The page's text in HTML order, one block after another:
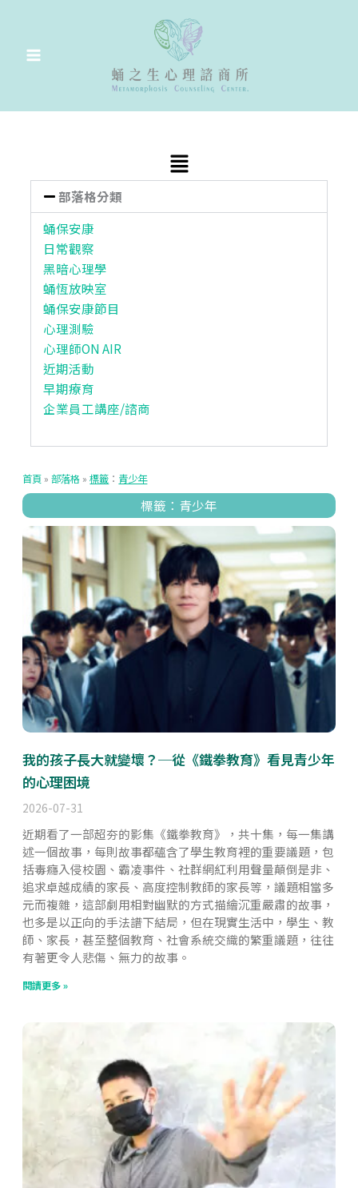
容
Main
部落格分類
蛹保安康
日常觀察
黑暗心理學
蛹恆放映室
蛹保安康節目
心理測驗
心理師ON AIR
近期活動
早期療育
企業員工講座/諮商
首頁 »部落格 »標籤 ： 青少年
標籤：青少年
我的孩子長大就變壞？─從《鐵拳教育》看見青少年
的心理困境
2026-07-31
近期看了一部超夯的影集《鐵拳教育》，共十集，每一集講
述一個故事，每則故事都蘊含了學生教育裡的重要議題，包
括毒癮入侵校園、霸凌事件、社群網紅利用聲量顛倒是非、
追求卓越成績的家長、高度控制教師的家長等，議題相當多
元而複雜，這部劇用相對幽默的方式描繪沉重嚴肅的故事，
也多是以正向的手法譜下結局，但在現實生活中，學生、教
師、家長，甚至整個教育、社會系統交織的繁重議題，往往
有著更令人悲傷、無力的故事。
閱讀更多 »